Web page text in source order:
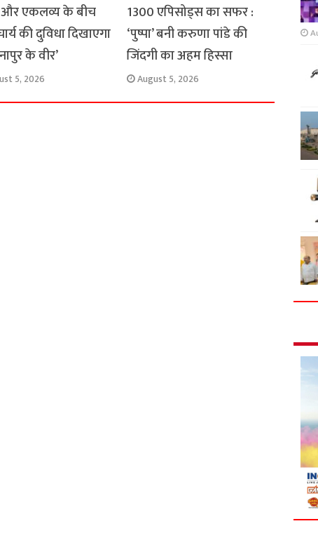
और एकलव्य के बीच
की दुविधा दिखाएगा
के वीर’
5, 2026
1300 एपिसोड्स का सफर :
‘पुष्पा’ बनी करुणा पांडे की
जिंदगी का अहम हिस्सा
August 5, 2026